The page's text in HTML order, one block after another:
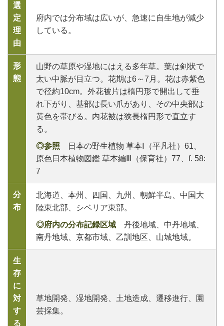
選
定
理
由
府内では分布域は広いが、急速に自生地が減少
している。
形
態
山野の草原や湿地にはえる多年草。葉は剣状で
太い中脈が目立つ。花期は6～7月。花は赤紫色
で径約10cm。外花被片は楕円形で開出して垂
れ下がり、基部は長い爪があり、その中央部は
黄色を帯びる。内花被は狭長楕円形で直立す
る。
◎参照 日本の野生植物 草本Ⅰ（平凡社）61、
原色日本植物図鑑 草本編Ⅲ（保育社）77、f. 58:
7
分
布
北海道、本州、四国、九州、朝鮮半島、中国大
陸東北部、シベリア東部。
◎府内の分布記録区域 丹後地域、中丹地域、
南丹地域、京都市域、乙訓地区、山城地域。
生
存
に
対
す
る
草地開発、湿地開発、土地造成、遷移進行、園
芸採集。